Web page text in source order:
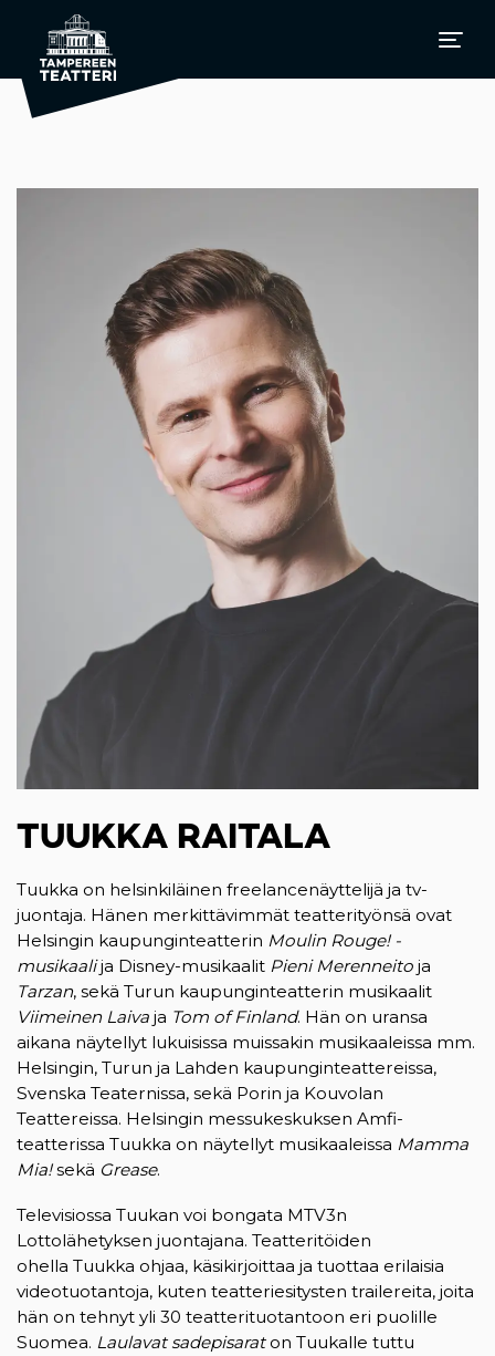
TUUKKA RAITALA
Tuukka on helsinkiläinen freelancenäyttelijä ja tv-
juontaja. Hänen merkittävimmät teatterityönsä ovat
Helsingin kaupunginteatterin Moulin Rouge! -
musikaalija Disney-musikaalit Pieni Merenneito ja
Tarzan, sekä Turun kaupunginteatterin musikaalit
Viimeinen Laiva ja Tom of Finland. Hän on uransa
aikana näytellyt lukuisissa muissakin musikaaleissa mm.
Helsingin, Turun ja Lahden kaupunginteattereissa,
Svenska Teaternissa, sekä Porin ja Kouvolan
Teattereissa. Helsingin messukeskuksen Amfi-
teatterissa Tuukka on näytellyt musikaaleissa Mamma
Mia!sekä Grease.
Televisiossa Tuukan voi bongata MTV3n
Lottolähetyksen juontajana. Teatteritöiden
ohella Tuukka ohjaa, käsikirjoittaa ja tuottaa erilaisia
videotuotantoja, kuten teatteriesitysten trailereita, joita
hän on tehnyt yli 30 teatterituotantoon eri puolille
Suomea. Laulavat sadepisarat on Tuukalle tuttu